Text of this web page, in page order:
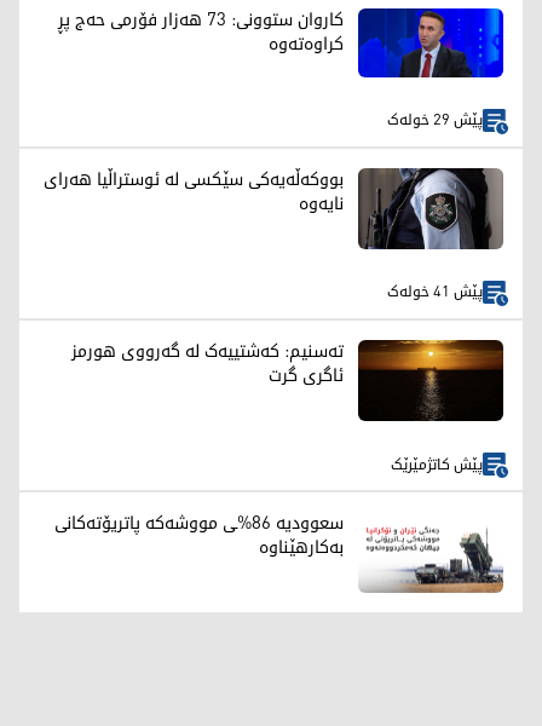
کاروان ستوونی: 73 هەزار فۆرمی حەج پڕ
کراوەتەوە
پێش 29 خولەک
بووکەڵەیەکی سێکسی لە ئوستراڵیا هەرای
نایەوە
پێش 41 خولەک
تەسنیم: کەشتییەک لە گەرووی هورمز
ئاگری گرت
پێش کاتژمێرێک
سعوودیە 86%ـی مووشەکە پاتریۆتەکانی
بەکارهێناوە